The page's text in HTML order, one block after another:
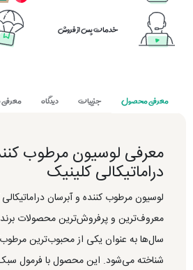
خدمات پس از فروش
معرفی محصول جزییات دیدگاه معرفی
معرفی لوسیون مرطوب
دراماتیکالی کلینیک
لوسیون مرطوب کننده و آبرسان
معروف‌ترین و پرفروش‌ترین محصولات برند
سال‌ها به عنوان یکی از محبوب‌ترین
شناخته می‌شود. این محصول با فرمول